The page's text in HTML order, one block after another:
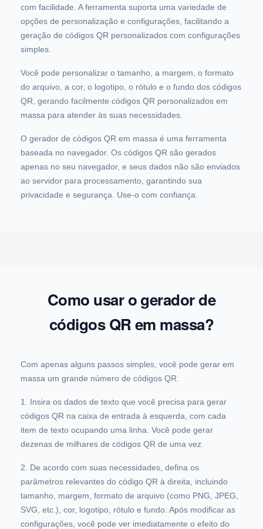
com facilidade. A ferramenta suporta uma variedade de
opções de personalização e configurações, facilitando a
geração de códigos QR personalizados com configurações
simples.
Você pode personalizar o tamanho, a margem, o formato
do arquivo, a cor, o logotipo, o rótulo e o fundo dos códigos
QR, gerando facilmente códigos QR personalizados em
massa para atender às suas necessidades.
O gerador de códigos QR em massa é uma ferramenta
baseada no navegador. Os códigos QR são gerados
apenas no seu navegador, e seus dados não são enviados
ao servidor para processamento, garantindo sua
privacidade e segurança. Use-o com confiança.
Como usar o gerador de
códigos QR em massa?
Com apenas alguns passos simples, você pode gerar em
massa um grande número de códigos QR.
1. Insira os dados de texto que você precisa para gerar
códigos QR na caixa de entrada à esquerda, com cada
item de texto ocupando uma linha. Você pode gerar
dezenas de milhares de códigos QR de uma vez.
2. De acordo com suas necessidades, defina os
parâmetros relevantes do código QR à direita, incluindo
tamanho, margem, formato de arquivo (como PNG, JPEG,
SVG, etc.), cor, logotipo, rótulo e fundo. Após modificar as
configurações, você pode ver imediatamente o efeito do